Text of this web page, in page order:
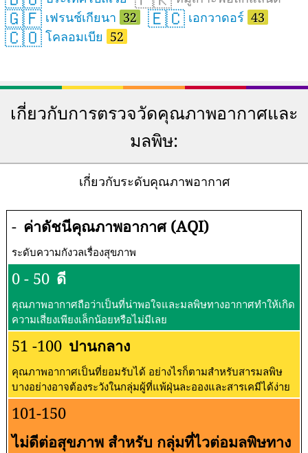
🇬🇫 เฟรนช์เกียนา 32 🇪🇨 เอกวาดอร์ 43
🇨🇴 โคลอมเบีย 52
เกี่ยวกับการตรวจวัดคุณภาพอากาศและ
มลพิษ:
เกี่ยวกับระดับคุณภาพอากาศ
- ค่าดัชนีคุณภาพอากาศ (AQI)
ระดับความกังวลเรื่องสุขภาพ
0 - 50 ดี
คุณภาพอากาศถือว่าเป็นที่น่าพอใจและมลพิษทางอากาศทำให้เกิด
ความเสี่ยงเพียงเล็กน้อยหรือไม่มีเลย
51 -100 ปานกลาง
คุณภาพอากาศเป็นที่ยอมรับได้ อย่างไรก็ตามสำหรับสารมลพิษ
บางอย่างอาจต้องระวังในกลุ่มผู้ที่แพ้ฝุ่นละอองและสารเคมีได้ง่าย
101-150
ไม่ดีต่อสุขภาพ สำหรับ กลุ่มที่ไวต่อมลพิษทาง